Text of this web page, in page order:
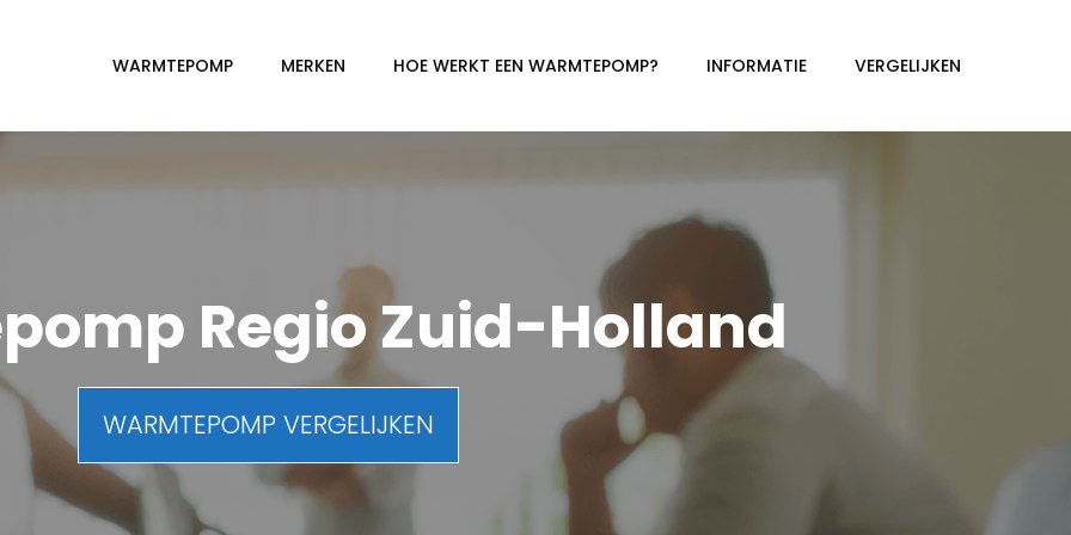
WARMTEPOMP MERKEN HOE WERKT EEN WARMTEPOMP? INFORMATIE VERGELIJKEN
Regio Zuid-Holland
WARMTEPOMP VERGELIJKEN